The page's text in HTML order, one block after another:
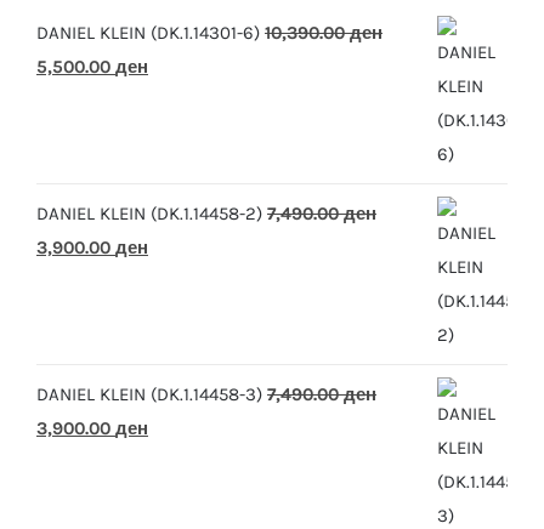
DANIEL KLEIN (DK.1.14301-6) 10,390.00ден
Original
5,500.00 ден
DANIEL KLEIN (DK.1.14458-2) 7,490.00ден
Original
3,900.00 ден
DANIEL KLEIN (DK.1.14458-3) 7,490.00ден
Original
3,900.00 ден